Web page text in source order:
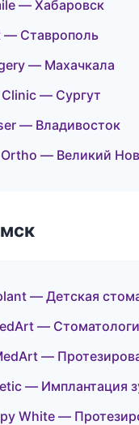
— Хабаровск
Ставрополь
— Махачкала
— Сургут
— Владивосток
— Великий
— Детская
—
—
— Имплантация
White —